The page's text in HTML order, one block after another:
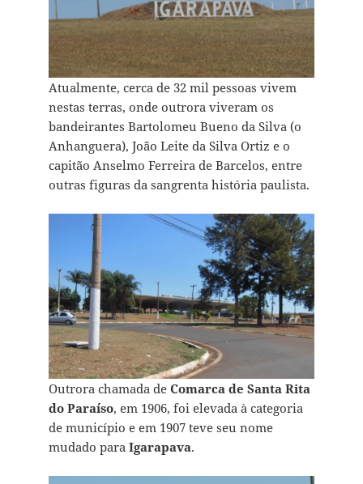
Atualmente, cerca de 32 mil pessoas vivem
nestas terras, onde outrora viveram os
bandeirantes Bartolomeu Bueno da Silva (o
Anhanguera), João Leite da Silva Ortiz e o
capitão Anselmo Ferreira de Barcelos, entre
outras figuras da sangrenta história paulista.
Outrora chamada de Comarca de Santa Rita
do Paraíso, em 1906, foi elevada à categoria
de município e em 1907 teve seu nome
mudado para Igarapava.